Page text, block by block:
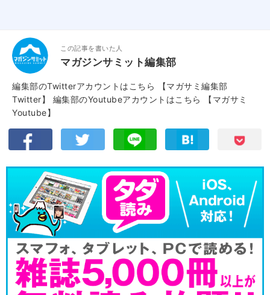
この記事を書いた人
マガジンサミット編集部
編集部のTwitterアカウントはこちら
【マガサミ編集部
Twitter】
編集部のYoutubeアカウントはこちら
【マガサミ
Youtube】